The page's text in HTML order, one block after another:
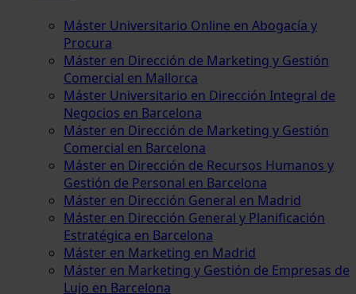
Máster Universitario Online en Abogacía y
Procura
Máster en Dirección de Marketing y Gestión
Comercial en Mallorca
Máster Universitario en Dirección Integral de
Negocios en Barcelona
Máster en Dirección de Marketing y Gestión
Comercial en Barcelona
Máster en Dirección de Recursos Humanos y
Gestión de Personal en Barcelona
Máster en Dirección General en Madrid
Máster en Dirección General y Planificación
Estratégica en Barcelona
Máster en Marketing en Madrid
Máster en Marketing y Gestión de Empresas de
Lujo en Barcelona